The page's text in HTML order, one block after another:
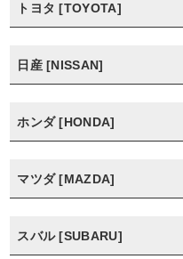
トヨタ [TOYOTA]
日産 [NISSAN]
ホンダ [HONDA]
マツダ [MAZDA]
スバル [SUBARU]